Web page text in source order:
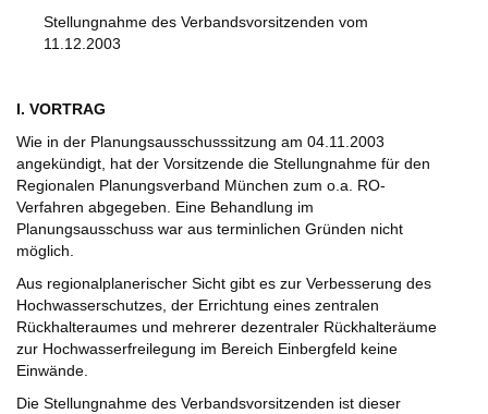
Stellungnahme des Verbandsvorsitzenden vom
11.12.2003
I. VORTRAG
Wie in der Planungsausschusssitzung am 04.11.2003
angekündigt, hat der Vorsitzende die Stellungnahme für den
Regionalen Planungsverband München zum o.a. RO-
Verfahren abgegeben. Eine Behandlung im
Planungsausschuss war aus terminlichen Gründen nicht
möglich.
Aus regionalplanerischer Sicht gibt es zur Verbesserung des
Hochwasserschutzes, der Errichtung eines zentralen
Rückhalteraumes und mehrerer dezentraler Rückhalteräume
zur Hochwasserfreilegung im Bereich Einbergfeld keine
Einwände.
Die Stellungnahme des Verbandsvorsitzenden ist dieser